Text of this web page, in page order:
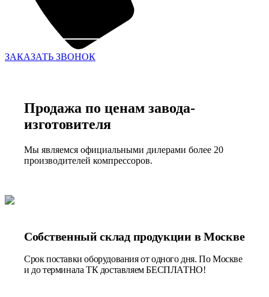
ЗАКАЗАТЬ ЗВОНОК
Продажа по ценам завода-
изготовителя
Мы являемся официальными дилерами более 20
производителей компрессоров.
Собственный склад продукции в Москве
Срок поставки оборудования от одного дня. По Москве
и до терминала ТК доставляем БЕСПЛАТНО!